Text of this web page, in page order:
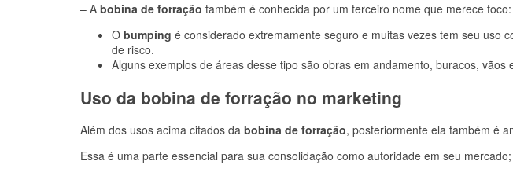
– A bobina de forração também é conhecida por um terceiro nome que merece
O bumping é considerado extremamente seguro e muitas vezes tem seu uso
de risco.
Alguns exemplos de áreas desse tipo são obras em andamento, buracos,
Uso da bobina de forração no marketing
Além dos usos acima citados da bobina de forração, posteriormente ela também é
Essa é uma parte essencial para sua consolidação como autoridade em seu mercado;